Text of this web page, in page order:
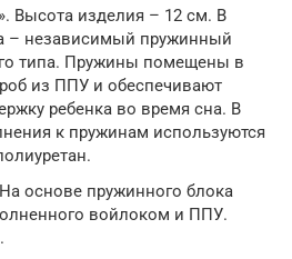
Высота изделия – 12 см. В
– независимый пружинный
типа. Пружины помещены в
из ППУ и обеспечивают
ребенка во время сна. В
к пружинам используются
основе пружинного блока
войлоком и ППУ.